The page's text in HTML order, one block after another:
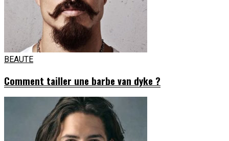
BEAUTE
Comment tailler une barbe van dyke ?